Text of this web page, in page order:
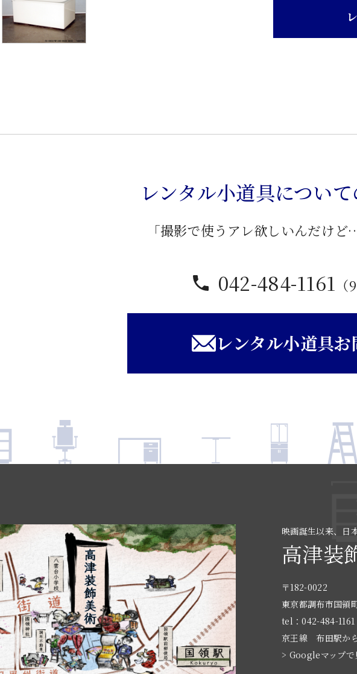
レンタル小道具につい
「撮影で使うアレ欲しいんだけど
042-484-1161
レンタル小道具
映画誕生以来、日
高津装
〒182-0022
東京都調布市国領
tel：042-484-1161
京王線 布田駅か
> Googleマップで